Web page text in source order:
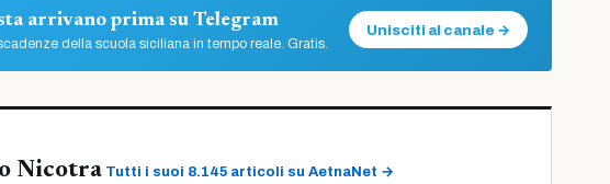
arrivano prima su Telegram
della scuola siciliana in tempo reale. Gratis.
Unisciti al canale →
Nicotra Tutti i suoi 8.145 articoli su AetnaNet →